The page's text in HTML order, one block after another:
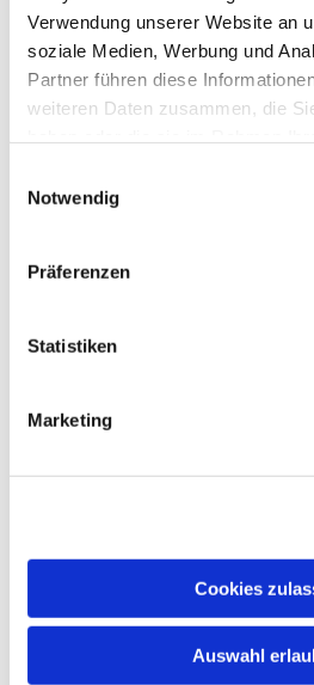
Verwendung unserer Website an
soziale Medien, Werbung und
Partner führen diese
weiteren Daten zusammen, die
Notwendig
Präferenzen
Statistiken
Marketing
Cookies
Auswahl
Kinderchor
Für das Krippenspiel am